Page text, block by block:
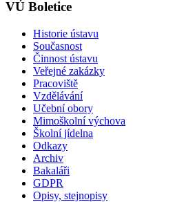
VÚ Boletice
Historie ústavu
Současnost
Činnost ústavu
Veřejné zakázky
Pracoviště
Vzdělávání
Učební obory
Mimoškolní výchova
Školní jídelna
Odkazy
Archiv
Bakaláři
GDPR
Opisy, stejnopisy